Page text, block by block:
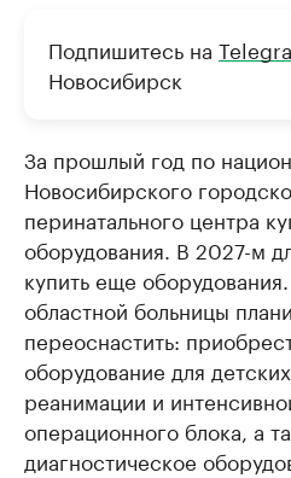
Подпишитесь на
Новосибирск
За прошлый год по
Новосибирского
перинатального центра
оборудования. В 2027-м
купить еще
областной больницы
переоснастить:
оборудование для
реанимации и
операционного блока, а
диагностическое